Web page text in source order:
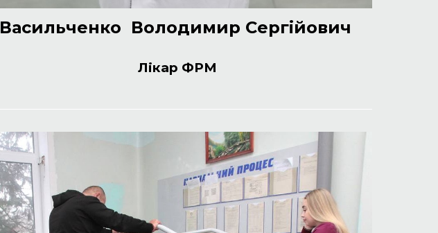
Васильченко Володимир Сергійович
Лікар ФРМ